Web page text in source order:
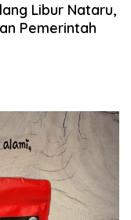
Libur Nataru,
Pemerintah